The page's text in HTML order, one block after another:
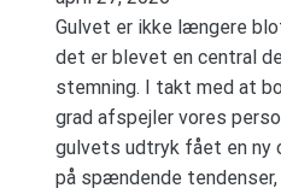
Gulvet er ikke længere
det er blevet en central
stemning. I takt med at
grad afspejler vores
gulvets udtryk fået en ny
på spændende